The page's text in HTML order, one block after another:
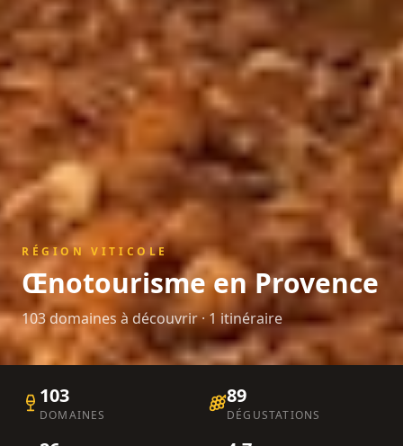
RÉGION VITICOLE
Œnotourisme enProvence
103domaines à découvrir· 1 itinéraire
103
DOMAINES
89
DÉGUSTATIONS